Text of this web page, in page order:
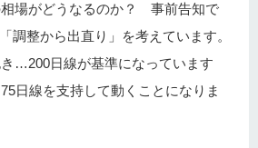
場がどうなるのか？ 事前告知で
調整から出直り」を考えています。
…200日線が基準になっています
日線を支持して動くことになりま